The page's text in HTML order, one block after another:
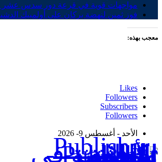
مواجهات قوية في قرعة دور سدس عشر
فوز ثمين لنهضة بركان على أولمبيك
معجب بهذه:
Likes
Followers
Subscribers
Followers
الأحد - أغسطس 9- 2026
Publisher - تغطية إخبارية لكافة الأحداث الرياضية في المغرب والعالم.